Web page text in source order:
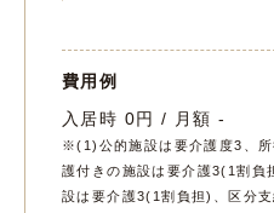
費用例
入居時 0円 / 月額 -
※(1)公的施設は要介護度3、
護付きの施設は要介護3(1割負
設は要介護3(1割負担)、区分